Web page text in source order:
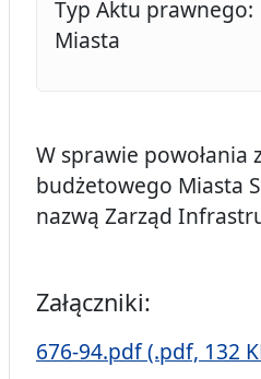
Typ Aktu prawnego:
Miasta
W sprawie powołania
budżetowego Miasta
nazwą Zarząd
Załączniki:
676-94.pdf (.pdf, 132